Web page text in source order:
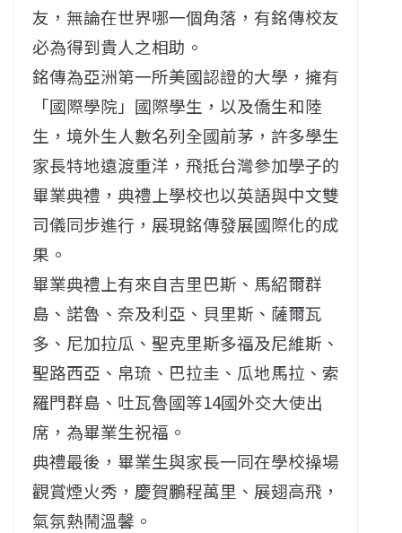
友，無論在世界哪一個角落，有銘傳校友
必為得到貴人之相助。
銘傳為亞洲第一所美國認證的大學，擁有
「國際學院」國際學生，以及僑生和陸
生，境外生人數名列全國前茅，許多學生
家長特地遠渡重洋，飛抵台灣參加學子的
畢業典禮，典禮上學校也以英語與中文雙
司儀同步進行，展現銘傳發展國際化的成
果。
畢業典禮上有來自吉里巴斯、馬紹爾群
島、諾魯、奈及利亞、貝里斯、薩爾瓦
多、尼加拉瓜、聖克里斯多福及尼維斯、
聖路西亞、帛琉、巴拉圭、瓜地馬拉、索
羅門群島、吐瓦魯國等14國外交大使出
席，為畢業生祝福。
典禮最後，畢業生與家長一同在學校操場
觀賞煙火秀，慶賀鵬程萬里、展翅高飛，
氣氛熱鬧溫馨。